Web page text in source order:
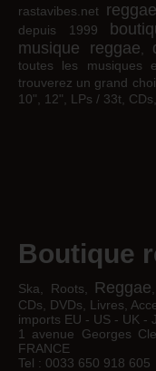
rastavibes.net
depuis 1999
musique reggae
toutes les musiques
trouverez un grand
10", 12", LPs / 33t,
Boutique
Ska, Roots, Reggae
CDs, DVDs, Livres,
imports EU - US - UK -
1 avenue Georges
FRANCE
Tel : 0033 650 918 605